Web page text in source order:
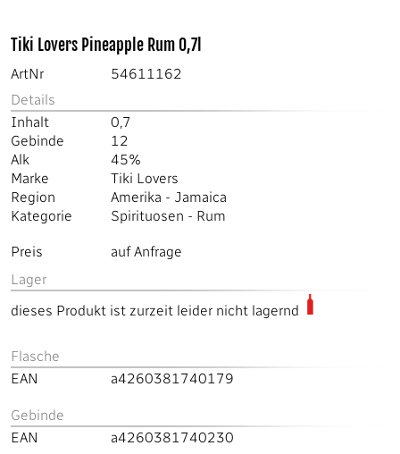
Tiki Lovers Pineapple Rum 0,7l
ArtNr
54611162
Details
Inhalt
0,7
Gebinde
12
Alk
45%
Marke
Tiki Lovers
Region
Amerika - Jamaica
Kategorie
Spirituosen - Rum
Preis
auf Anfrage
Lager
dieses Produkt ist zurzeit leider nicht lagernd
Flasche
EAN
a4260381740179
Gebinde
EAN
a4260381740230